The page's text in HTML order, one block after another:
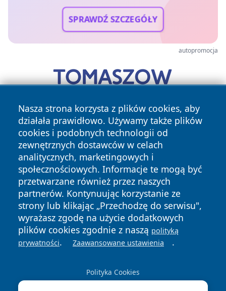
SPRAWDŹ SZCZEGÓŁY
autopromocja
Nasza strona korzysta z plików cookies, aby
działała prawidłowo. Używamy także plików
cookies i podobnych technologii od
zewnętrznych dostawców w celach
analitycznych, marketingowych i
społecznościowych. Informacje te mogą być
przetwarzane również przez naszych
partnerów. Kontynuując korzystanie ze
strony lub klikając „Przechodzę do serwisu",
wyrażasz zgodę na użycie dodatkowych
plików cookies zgodnie z naszą polityką
prywatności. Zaawansowane ustawienia .
Polityka Cookies
Copyright © 2026 otososnowiec.pl Wszystkie prawa
zastrzeżone.
News Autorzy
Polityka
Prywatności
Polityka
Cookies